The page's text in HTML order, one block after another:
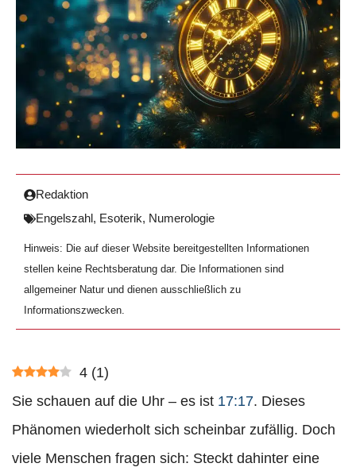
Redaktion
Engelszahl , Esoterik, Numerologie
Hinweis: Die auf dieser Website bereitgestellten Informationen
stellen keine Rechtsberatung dar. Die Informationen sind
allgemeiner Natur und dienen ausschließlich zu
Informationszwecken.
4 (1)
Sie schauen auf die Uhr – es ist 17:17. Dieses
Phänomen wiederholt sich scheinbar zufällig. Doch
viele Menschen fragen sich: Steckt dahinter eine